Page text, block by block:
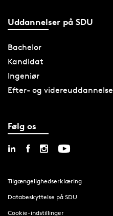
Uddannelser på SDU
Bachelor
Kandidat
Ingeniør
Efter- og videreuddannelse
Følg os
Tilgængelighedserklæring
Databeskyttelse på SDU
Cookie-indstillinger